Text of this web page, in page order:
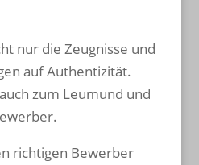
nur die Zeugnisse und
auf Authentizität.
zum Leumund und
richtigen Bewerber